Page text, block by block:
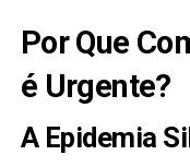
Por Que
é Urgente?
A Epidemia